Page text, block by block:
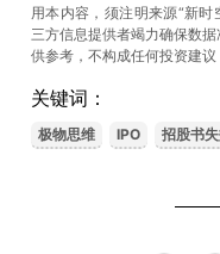
用本内容，须注明来源“新时
三方信息提供者竭力确保数
供参考，不构成任何投资建议
关键词：
极物思维 IPO 招股书